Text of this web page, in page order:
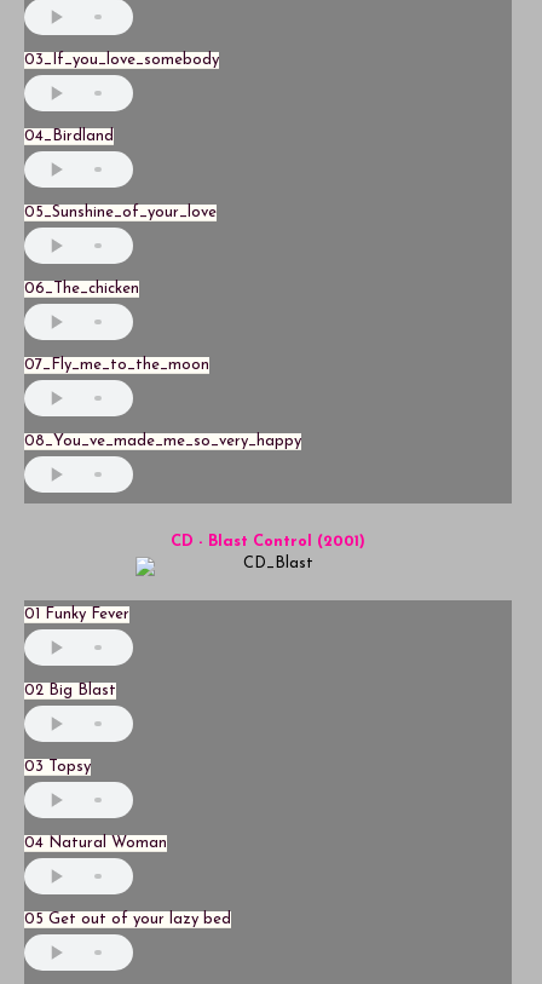
03_If_you_love_somebody
04_Birdland
05_Sunshine_of_your_love
06_The_chicken
07_Fly_me_to_the_moon
08_You_ve_made_me_so_very_happy
CD - Blast Control (2001)
01 Funky Fever
02 Big Blast
03 Topsy
04 Natural Woman
05 Get out of your lazy bed